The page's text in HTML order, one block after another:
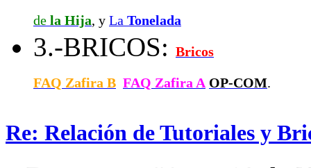
de la Hija, y La Tonelada
3.-BRICOS: Bricos
FAQ Zafira B FAQ Zafira A OP-COM.
Re: Relación de Tutoriales y